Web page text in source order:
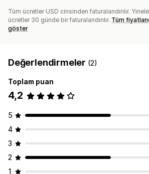
Tüm ücretler USD cinsinden faturalandırılır.
ücretler 30 günde bir faturalandırılır. Tüm
göster
Değerlendirmeler (2)
Toplam puan
4,2
5
4
3
2
1